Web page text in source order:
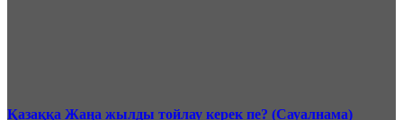
Қазаққа Жаңа жылды тойлау керек пе? (Сауалнама)